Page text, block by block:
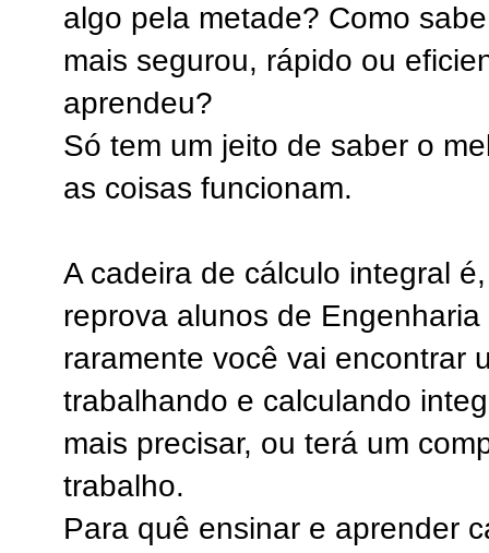
algo pela metade? Como
mais segurou, rápido ou
aprendeu?
Só tem um jeito de saber o
as coisas funcionam.
A cadeira de cálculo integral
reprova alunos de
raramente você vai encontrar
trabalhando e calculando
mais precisar, ou terá um
trabalho.
Para quê ensinar e aprender